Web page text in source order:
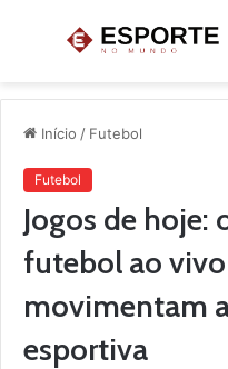
Menu
Início / Futebol
Futebol
Jogos de hoje:
futebol ao
movimentam
esportiva